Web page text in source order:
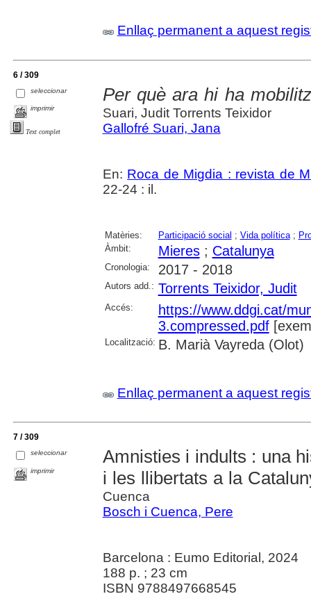
Enllaç permanent a aquest
6 / 309
seleccionar
imprimir
Text complet
Per què ara hi ha
Suari, Judit Torrents Teixidor
Gallofré Suari, Jana
En: Roca de Migdia : revista de
22-24 : il.
Matèries: Participació social ; Vida política;
Àmbit:
Mieres; Catalunya
Cronologia: 2017 - 2018
Autors add.: Torrents Teixidor, Judit
Accés:
https://www.ddgi.cat/
3.compressed.pdf
Localització: B. Marià Vayreda (Olot)
Enllaç permanent a aquest
7 / 309
seleccionar
imprimir
Amnisties i indults : una
i les llibertats a la
Cuenca
Bosch i Cuenca, Pere
Barcelona : Eumo Editorial, 2024
188 p. ; 23 cm
ISBN 9788497668545